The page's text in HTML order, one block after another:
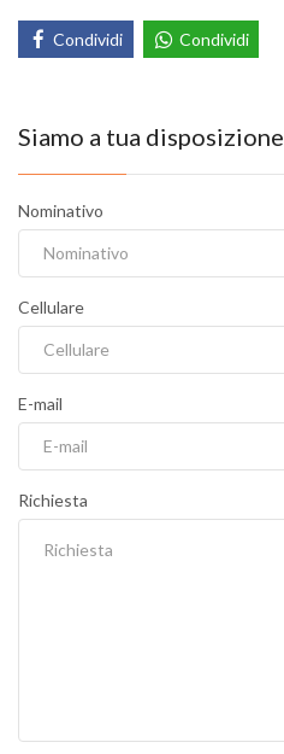
Condividi Condividi
Siamo a tua disposizione
Nominativo
Cellulare
E-mail
Richiesta